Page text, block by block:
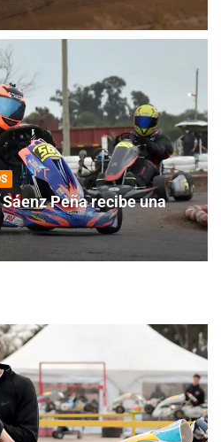
Sáenz Peña recibe una